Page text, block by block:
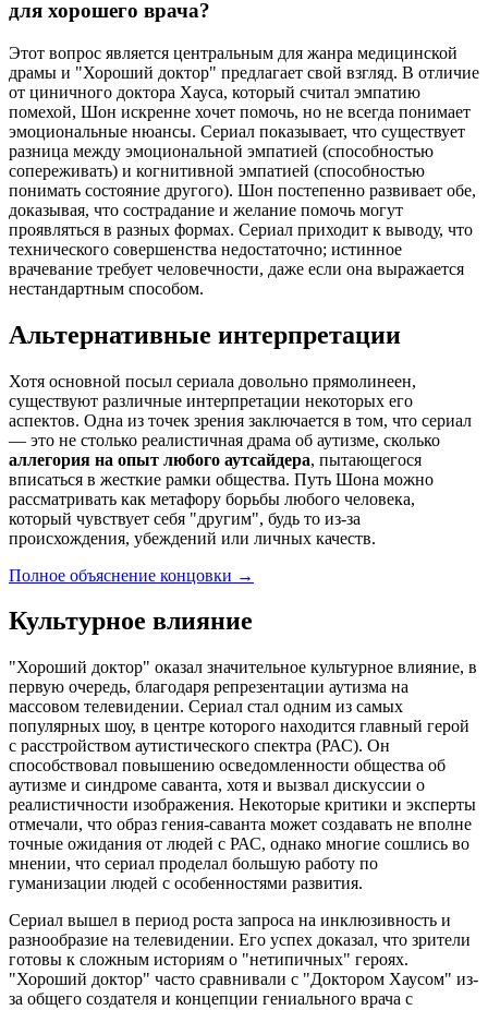
для хорошего врача?
Этот вопрос является центральным для жанра медицинской
драмы и "Хороший доктор" предлагает свой взгляд. В отличие
от циничного доктора Хауса, который считал эмпатию
помехой, Шон искренне хочет помочь, но не всегда понимает
эмоциональные нюансы. Сериал показывает, что существует
разница между эмоциональной эмпатией (способностью
сопереживать) и когнитивной эмпатией (способностью
понимать состояние другого). Шон постепенно развивает обе,
доказывая, что сострадание и желание помочь могут
проявляться в разных формах. Сериал приходит к выводу, что
технического совершенства недостаточно; истинное
врачевание требует человечности, даже если она выражается
нестандартным способом.
Альтернативные интерпретации
Хотя основной посыл сериала довольно прямолинеен,
существуют различные интерпретации некоторых его
аспектов. Одна из точек зрения заключается в том, что сериал
— это не столько реалистичная драма об аутизме, сколько
аллегория на опыт любого аутсайдера, пытающегося
вписаться в жесткие рамки общества. Путь Шона можно
рассматривать как метафору борьбы любого человека,
который чувствует себя "другим", будь то из-за
происхождения, убеждений или личных качеств.
Полное объяснение концовки →
Культурное влияние
"Хороший доктор" оказал значительное культурное влияние, в
первую очередь, благодаря репрезентации аутизма на
массовом телевидении. Сериал стал одним из самых
популярных шоу, в центре которого находится главный герой
с расстройством аутистического спектра (РАС). Он
способствовал повышению осведомленности общества об
аутизме и синдроме саванта, хотя и вызвал дискуссии о
реалистичности изображения. Некоторые критики и эксперты
отмечали, что образ гения-саванта может создавать не вполне
точные ожидания от людей с РАС, однако многие сошлись во
мнении, что сериал проделал большую работу по
гуманизации людей с особенностями развития.
Сериал вышел в период роста запроса на инклюзивность и
разнообразие на телевидении. Его успех доказал, что зрители
готовы к сложным историям о "нетипичных" героях.
"Хороший доктор" часто сравнивали с "Доктором Хаусом" из-
за общего создателя и концепции гениального врача с